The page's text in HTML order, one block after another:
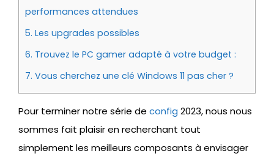
performances attendues
5. Les upgrades possibles
6. Trouvez le PC gamer adapté à votre budget :
7. Vous cherchez une clé Windows 11 pas cher ?
Pour terminer notre série de config 2023, nous nous
sommes fait plaisir en recherchant tout
simplement les meilleurs composants à envisager